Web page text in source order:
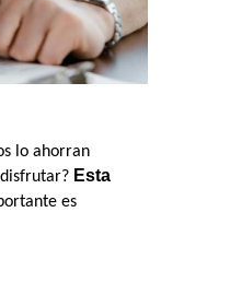
lo ahorran
Esta
es